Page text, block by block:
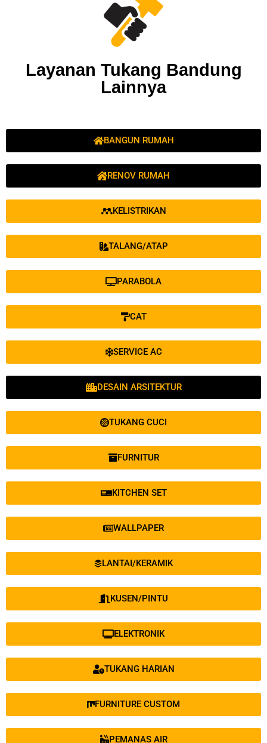
Layanan Tukang Bandung
Lainnya
BANGUN RUMAH
RENOV RUMAH
KELISTRIKAN
TALANG/ATAP
PARABOLA
CAT
SERVICE AC
DESAIN ARSITEKTUR
TUKANG CUCI
FURNITUR
KITCHEN SET
WALLPAPER
LANTAI/KERAMIK
KUSEN/PINTU
ELEKTRONIK
TUKANG HARIAN
FURNITURE CUSTOM
PEMANAS AIR